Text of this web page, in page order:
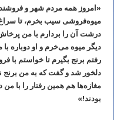
«امروز همه مردم شهر و
میوه‌فروشی سیب بخرم، تا
درشت آن را بردارم با من
دیگر میوه می‌خرم و او دوباره
رفتم برنج بگیرم تا خواستم
دلخور شد و گفت که به من
مغازه‌ها هم همین رفتار را با
بودند!»